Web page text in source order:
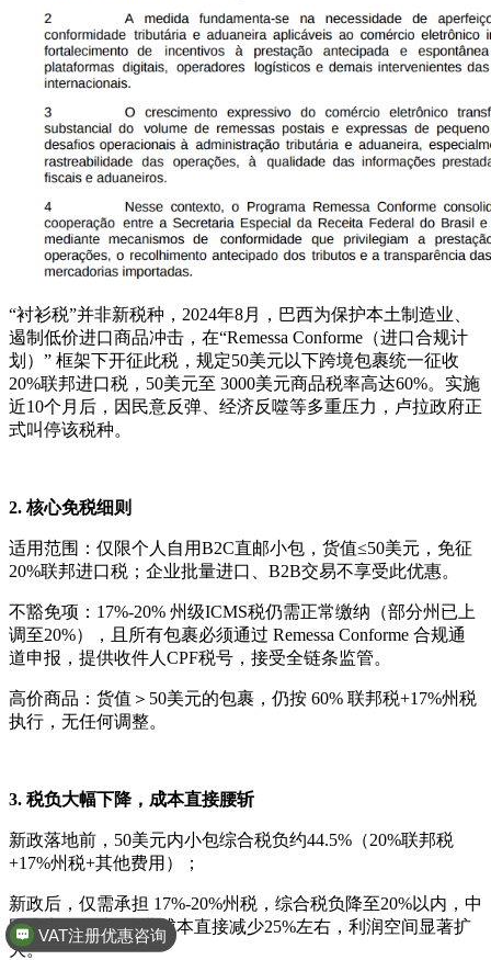
“衬衫税”并非新税种，2024年8月，巴西为保护本土制造业、
遏制低价进口商品冲击，在“Remessa Conforme（进口合规计
划）” 框架下开征此税，规定50美元以下跨境包裹统一征收
20%联邦进口税，50美元至 3000美元商品税率高达60%。实施
近10个月后，因民意反弹、经济反噬等多重压力，卢拉政府正
式叫停该税种。
2. 核心免税细则
适用范围：仅限个人自用B2C直邮小包，货值≤50美元，免征
20%联邦进口税；企业批量进口、B2B交易不享受此优惠。
不豁免项：17%-20% 州级ICMS税仍需正常缴纳（部分州已上
调至20%），且所有包裹必须通过 Remessa Conforme 合规通
道申报，提供收件人CPF税号，接受全链条监管。
高价商品：货值＞50美元的包裹，仍按 60% 联邦税+17%州税
执行，无任何调整。
3. 税负大幅下降，成本直接腰斩
新政落地前，50美元内小包综合税负约44.5%（20%联邦税
+17%州税+其他费用）；
新政后，仅需承担 17%-20%州税，综合税负降至20%以内，中
国卖家的物流+税费成本直接减少25%左右，利润空间显著扩
大。
全球商标专利注册